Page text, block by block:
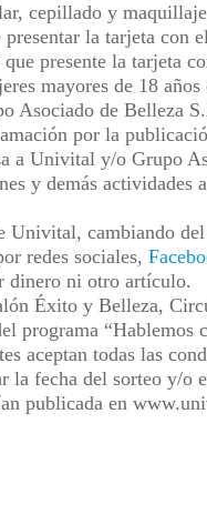
cepillado y
la tarjeta
presente la tarjeta
mayores de 18 años
Asociado de Belleza
por la
a Univital y/o Grupo
y demás
Univital, cambiando
redes sociales,
dinero ni otro artículo.
Éxito y Belleza,
programa “Hablemos
aceptan todas las
fecha del sorteo y/o
publicada en